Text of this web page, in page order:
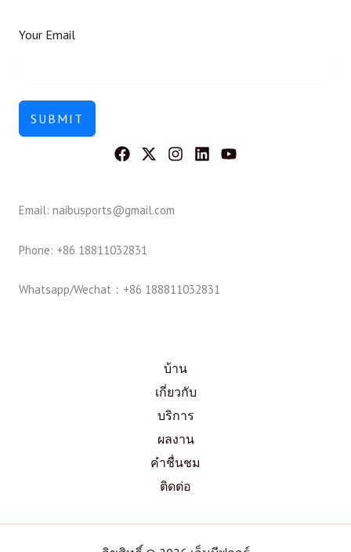
Your Email
SUBMIT
Email: naibusports@gmail.com
Phone: +86 18811032831
Whatsapp/Wechat：+86 188811032831
บ้าน
เกี่ยวกับ
บริการ
ผลงาน
คำชื่นชม
ติดต่อ